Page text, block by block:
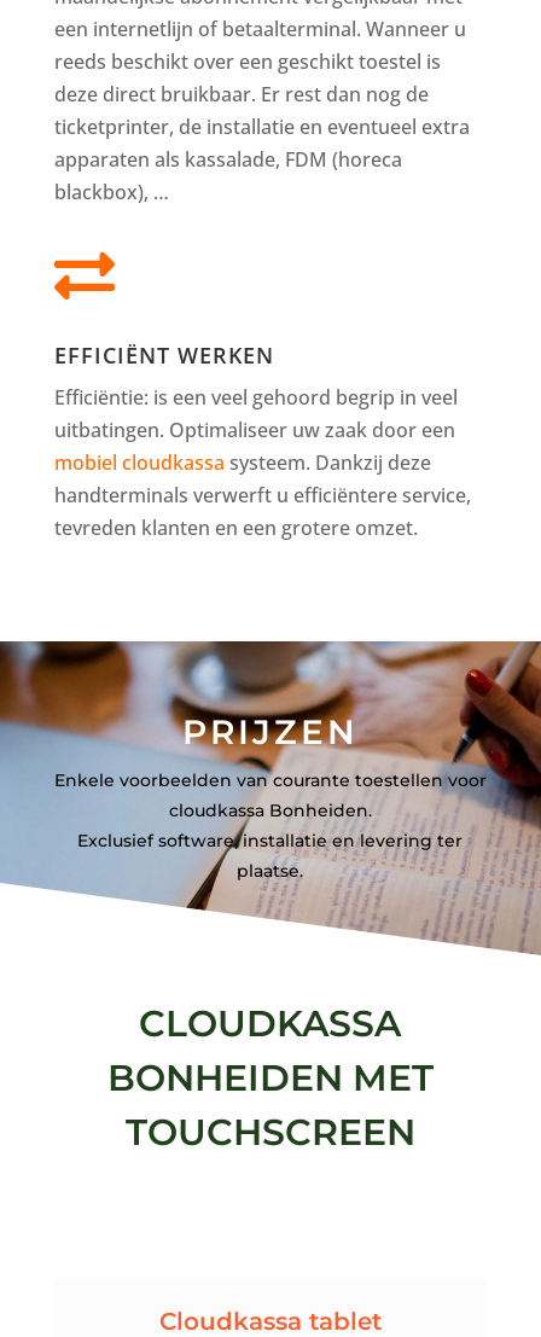
een internetlijn of betaalterminal. Wanneer u
reeds beschikt over een geschikt toestel is
deze direct bruikbaar. Er rest dan nog de
ticketprinter, de installatie en eventueel extra
apparaten als kassalade, FDM (horeca
blackbox), …

EFFICIËNT WERKEN
Efficiëntie: is een veel gehoord begrip in veel
uitbatingen. Optimaliseer uw zaak door een
mobiel cloudkassa systeem. Dankzij deze
handterminals verwerft u efficiëntere service,
tevreden klanten en een grotere omzet.
PRIJZEN
Enkele voorbeelden van courante toestellen voor
cloudkassa Bonheiden.
Exclusief software, installatie en levering ter
plaatse.
CLOUDKASSA
BONHEIDEN MET
TOUCHSCREEN
Cloudkassa tablet